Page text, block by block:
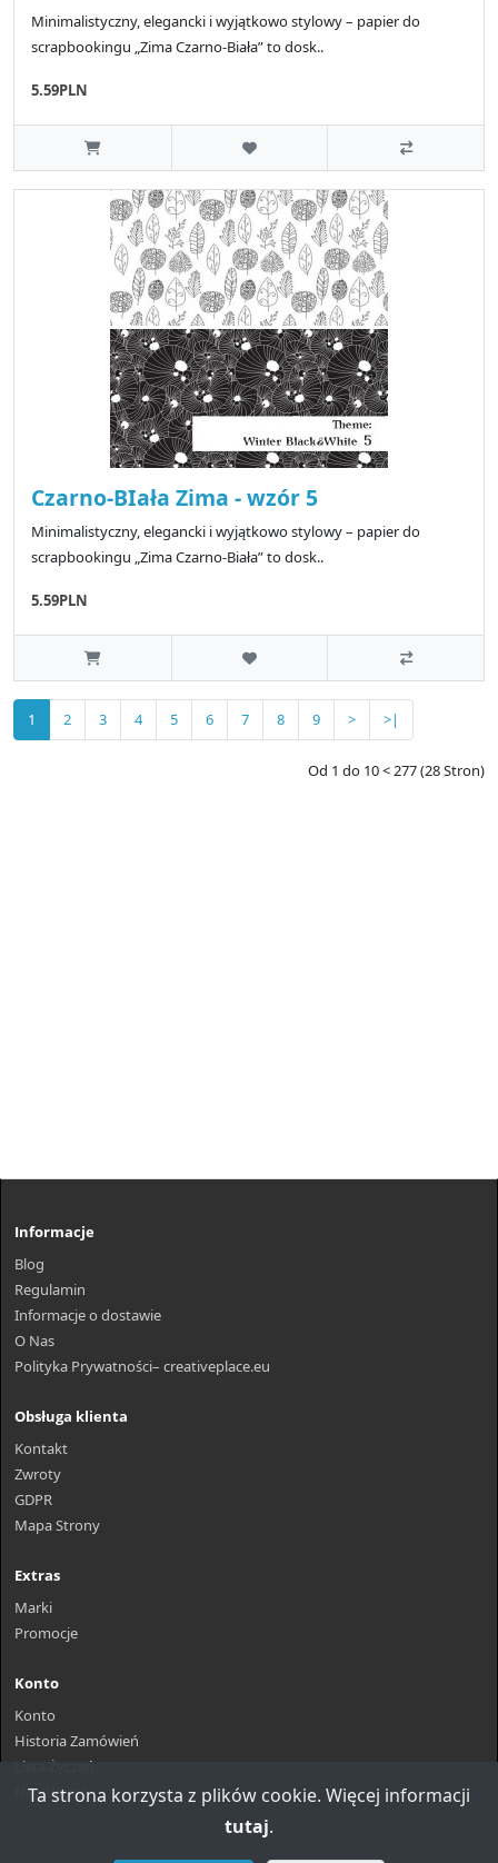
Minimalistyczny, elegancki i wyjątkowo stylowy – papier do
scrapbookingu „Zima Czarno-Biała” to dosk..
5.59PLN
Czarno-BIała Zima - wzór 5
Minimalistyczny, elegancki i wyjątkowo stylowy – papier do
scrapbookingu „Zima Czarno-Biała” to dosk..
5.59PLN
1 2 3 4 5 6 7 8 9 > >|
Od 1 do 10 < 277 (28 Stron)
Informacje
Blog
Regulamin
Informacje o dostawie
O Nas
Polityka Prywatności– creativeplace.eu
Obsługa klienta
Kontakt
Zwroty
GDPR
Mapa Strony
Extras
Marki
Promocje
Konto
Konto
Historia Zamówień
Lista Życzeń
Newsletter
Ta strona korzysta z plików cookie. Więcej informacji
tutaj.